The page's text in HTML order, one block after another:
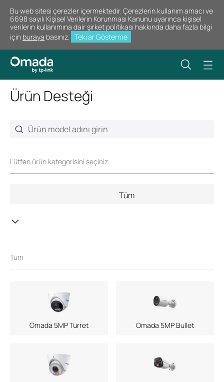
Bu web sitesi çerezler içermektedir. Çerezlerin kullanım amacı ve
6698 sayılı Kişisel Verilerin Korunması Kanunu uyarınca kişisel
verilerin kullanımına dair şirket politikası hakkında daha fazla bilgi
için buraya basınız. Tekrar Gösterme
Ürün Desteği
Lütfen ürün kategorisini seçiniz.
Tüm
Tüm
Omada 5MP Turret Omada 5MP Bullet